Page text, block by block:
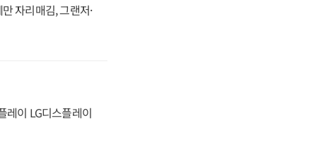
자리매김, 그랜저·
레이 LG디스플레이